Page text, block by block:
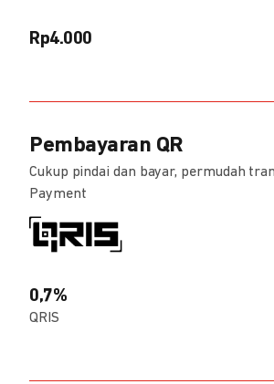
Rp4.000
Pembayaran QR
Cukup pindai dan bayar, permudah
Payment
0,7%
QRIS